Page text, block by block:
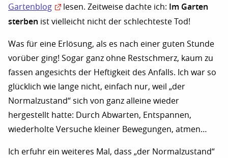
Gartenblog
lesen. Zeitweise dachte ich: Im Garten
sterben ist vielleicht nicht der schlechteste Tod!
Was für eine Erlösung, als es nach einer guten Stunde
vorüber ging! Sogar ganz ohne Restschmerz, kaum zu
fassen angesichts der Heftigkeit des Anfalls. Ich war so
glücklich wie lange nicht, einfach nur, weil „der
Normalzustand“ sich von ganz alleine wieder
hergestellt hatte: Durch Abwarten, Entspannen,
wiederholte Versuche kleiner Bewegungen, atmen…
Ich erfuhr ein weiteres Mal, dass „der Normalzustand“